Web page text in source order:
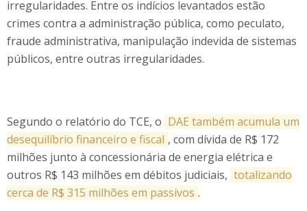
irregularidades. Entre os indícios levantados estão
crimes contra a administração pública, como peculato,
fraude administrativa, manipulação indevida de sistemas
públicos, entre outras irregularidades.
Segundo o relatório do TCE, o DAE também acumula um
desequilíbrio financeiro e fiscal , com dívida de R$ 172
milhões junto à concessionária de energia elétrica e
outros R$ 143 milhões em débitos judiciais, totalizando
cerca de R$ 315 milhões em passivos .